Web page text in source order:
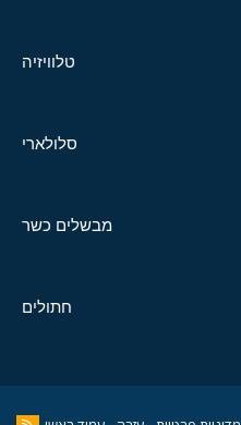
טלוויזיה
סלולארי
מבשלים כשר
חתולים